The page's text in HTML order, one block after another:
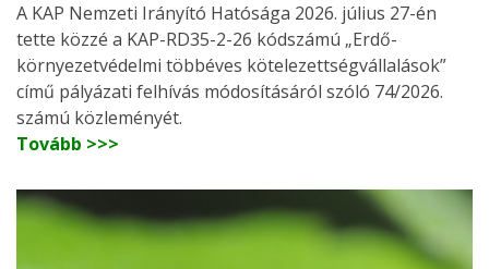
A KAP Nemzeti Irányító Hatósága 2026. július 27-én
tette közzé a KAP-RD35-2-26 kódszámú „Erdő-
környezetvédelmi többéves kötelezettségvállalások”
című pályázati felhívás módosításáról szóló 74/2026.
számú közleményét.
Tovább >>>